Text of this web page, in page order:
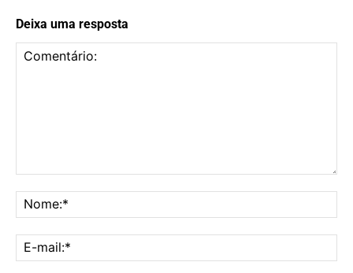
Deixa uma resposta